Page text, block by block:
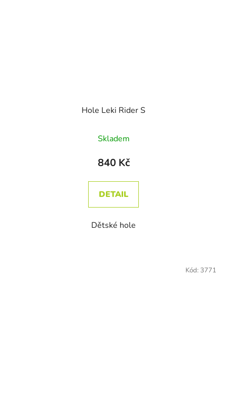
Hole Leki Rider S
Skladem
840 Kč
DETAIL
Dětské hole
Kód: 3771